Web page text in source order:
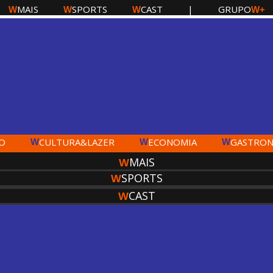
WMAIS WSPORTS WCAST | GRUPOW+
WCULTURA&LAZER WECONOMIA W
WMAIS
WSPORTS
WCAST